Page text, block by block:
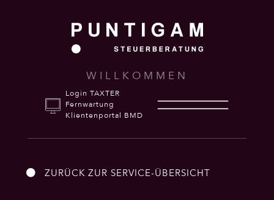
WILLKOMMEN
Login TAXTER
Fernwartung
Klientenportal BMD
ZURÜCK ZUR SERVICE-ÜBERSICHT